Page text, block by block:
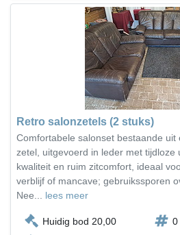
Retro salonzetels (2 stuks)
Comfortabele salonset bestaande
zetel, uitgevoerd in leder met tijdloze
kwaliteit en ruim zitcomfort, ideaal
verblijf of mancave; gebruikssporen
Nee... lees meer
Huidig bod 20,00
0